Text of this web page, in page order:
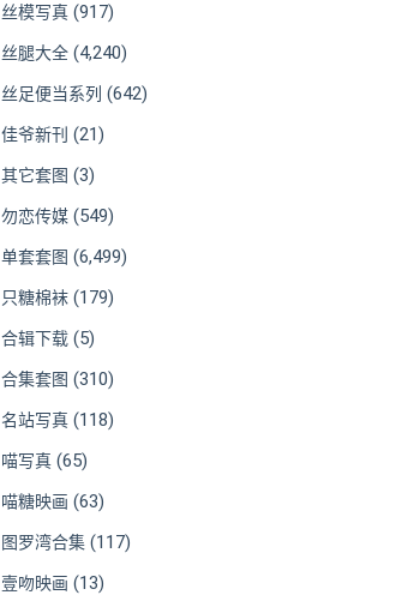
丝模写真 (917)
丝腿大全 (4,240)
丝足便当系列 (642)
佳爷新刊 (21)
其它套图 (3)
勿恋传媒 (549)
单套套图 (6,499)
只糖棉袜 (179)
合辑下载 (5)
合集套图 (310)
名站写真 (118)
喵写真 (65)
喵糖映画 (63)
图罗湾合集 (117)
壹吻映画 (13)